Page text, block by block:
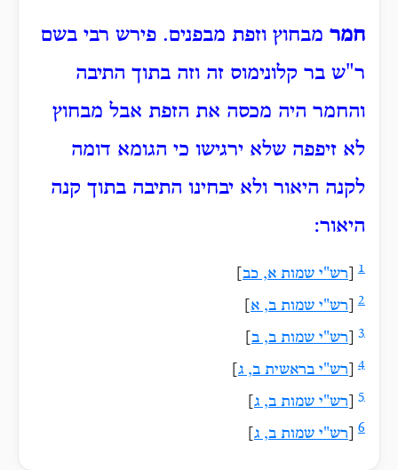
חמר מבחוץ וזפת מבפנים. פירש רבי בשם
ר"ש בר קלונימוס זה וזה בתוך התיבה
והחמר היה מכסה את הזפת אבל מבחוץ
לא זיפפה שלא ירגישו כי הגומא דומה
לקנה היאור ולא יבחינו התיבה בתוך קנה
היאור:
1 רש"י שמות א, כב
2 רש"י שמות ב, א
3 רש"י שמות ב, ב
4 רש"י בראשית ב, ג
5 רש"י שמות ב, ג
6 רש"י שמות ב, ג